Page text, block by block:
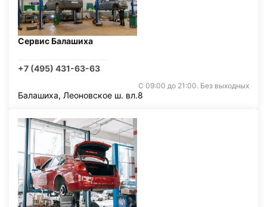
Сервис Балашиха
+7 (495) 431-63-63
С 09:00 до 21:00. Без выходных
Балашиха, Леоновское ш. вл.8